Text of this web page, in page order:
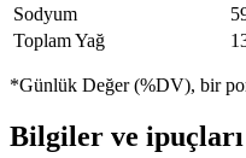
Sodyum
Toplam Yağ
*Günlük Değer (%DV), bir
Bilgiler ve ipuçları